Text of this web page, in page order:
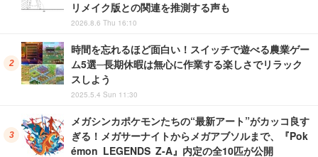
リメイク版との関連を推測する声も
2026.8.6 Thu 16:10
時間を忘れるほど面白い！スイッチで遊べる農業ゲー
ム5選─長期休暇は無心に作業する楽しさでリラック
スしよう
2025.5.4 Sun 11:30
メガシンカポケモンたちの“最新アート”がカッコ良す
ぎる！メガサーナイトからメガアブソルまで、『Pok
émon LEGENDS Z-A』内定の全10匹が公開